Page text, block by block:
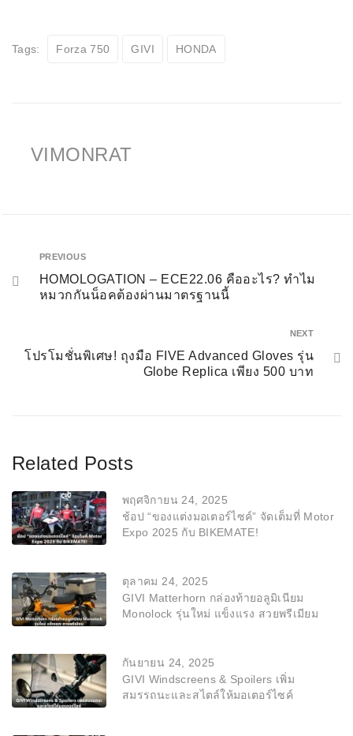
Tags: Forza 750 GIVI HONDA
VIMONRAT
PREVIOUS
HOMOLOGATION – ECE22.06 คืออะไร? ทำไม
หมวกกันน็อคต้องผ่านมาตรฐานนี้
NEXT
โปรโมชั่นพิเศษ! ถุงมือ FIVE Advanced Gloves รุ่น
Globe Replica เพียง 500 บาท
Related Posts
พฤศจิกายน 24, 2025
ช้อป “ของแต่งมอเตอร์ไซค์” จัดเต็มที่ Motor
Expo 2025 กับ BIKEMATE!
ตุลาคม 24, 2025
GIVI Matterhorn กล่องท้ายอลูมิเนียม
Monolock รุ่นใหม่ แข็งแรง สวยพรีเมียม
กันยายน 24, 2025
GIVI Windscreens & Spoilers เพิ่ม
สมรรถนะและสไตล์ให้มอเตอร์ไซค์